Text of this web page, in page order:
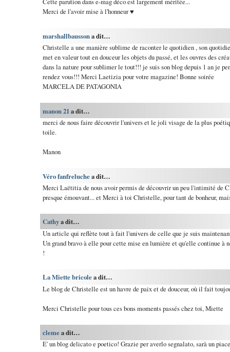
Merci de l'avoir mise à l'honneur ♥
marshallbaussona dit…
Christelle a une manière sublime de raconter le quotidien , son
met en valeur tout en douceur les objets du passé, et les ouvres des
dans la nature pour sublimer le tout!!! je suis son blog depuis 1 an je
rendez vous!!! Merci Laetizia pour votre magazine! Bonne soirée
MARCELA DE PATAGONIA
manon 21a dit…
merci de nous faire découvrir l'univers et le joli visage de la plus
toile.
Manon
Véro fanfreluchea dit…
Merci Laëtitia de nous avoir permis de découvrir un peu l'intimité de
presque émouvant... et Merci à toi Christelle, pour tant de bonheur,
Cathya dit…
Un article qui reflète tout à fait l'univers de celle que je suis
Un grand bravo à elle pour cette mise en lumière et qu'elle continue à
!
La Miette bricolea dit…
Le blog de Christelle est un havre de paix et de douceur, où il fait
Merci Christelle pour tous ces bons moments passés chez toi, Miette
clemea dit…
E' un blog delicato e poetico! Grazie per averlo segnalato, sarà un